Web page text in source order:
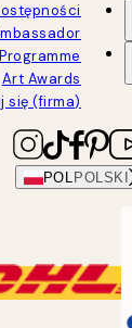
Programme
Art Awards
się (firma)
POL POLSKI